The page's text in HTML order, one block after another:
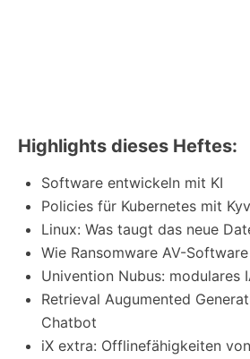
Highlights dieses Heftes:
Software entwickeln mit KI
Policies für Kubernetes mit
Linux: Was taugt das neue
Wie Ransomware AV-
Univention Nubus: modulares
Retrieval Augumented
Chatbot
iX extra: Offlinefähigkeiten